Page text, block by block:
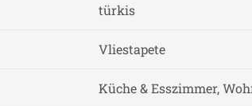
türkis
Vliestapete
Küche & Esszimmer,